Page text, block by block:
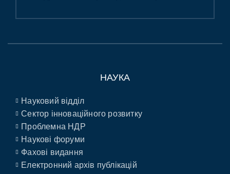
НАУКА
Науковий відділ
Сектор інноваційного розвитку
Проблемна НДР
Наукові форуми
Фахові видання
Електронний архів публікацій